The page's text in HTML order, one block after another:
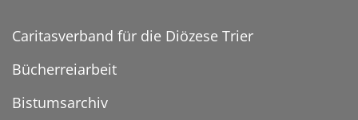
Caritasverband für die Diözese Trier
Bücherreiarbeit
Bistumsarchiv